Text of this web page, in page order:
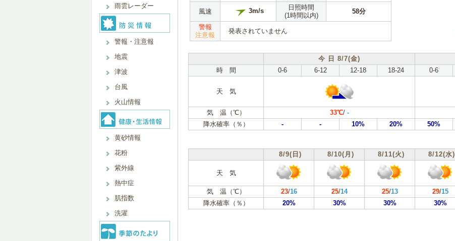
雨雲レーダー
警報・注意報
地震
津波
台風
火山情報
黄砂情報
花粉
紫外線
熱中症
肌指数
洗濯
風速 3m/s
日照時間
(1時間以内)
58分
警報
注意報
発表されていません
今 日 8/7(金)
時 間
0-6 6-12 12-18 18-24 0-6
天 気
気 温（℃） 33℃/ -
降水確率（％）
- - 10% 20% 50%
8/9(日) 8/10(月) 8/11(火) 8/12(水)
天 気
気 温（℃） 23/16 25/14 25/13 29/15
降水確率（％）
20% 30% 30% 30%